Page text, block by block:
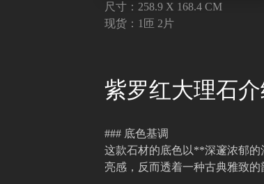
尺寸：258.9 X 168.4 CM
现货：1匝 2片
紫罗红大理石
### 底色基调
这款石材的底色以**深邃浓郁
亮感，反而透着一种古典雅致的